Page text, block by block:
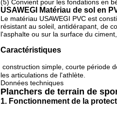
(5) Convient pour les fondations en
USAWEGI Matériau de sol en
Le matériau USAWEGI PVC est
résistant au soleil, antidérapant, de
l'asphalte ou sur la surface du
Caractéristiques
construction simple, courte période
les articulations de l'athlète.
Données techniques
Planchers de terrain de
1. Fonctionnement de la